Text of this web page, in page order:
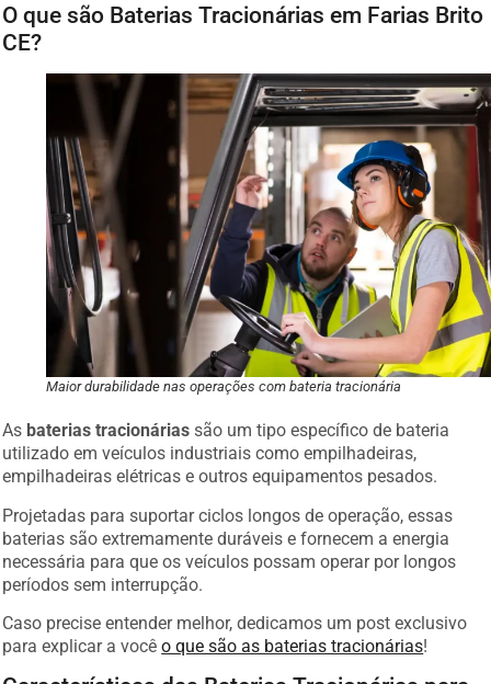
O que são Baterias Tracionárias em Farias Brito
CE?
Maior durabilidade nas operações com bateria tracionária
As baterias tracionárias são um tipo específico de bateria
utilizado em veículos industriais como empilhadeiras,
empilhadeiras elétricas e outros equipamentos pesados.
Projetadas para suportar ciclos longos de operação, essas
baterias são extremamente duráveis e fornecem a energia
necessária para que os veículos possam operar por longos
períodos sem interrupção.
Caso precise entender melhor, dedicamos um post exclusivo
para explicar a vocêo que são as baterias tracionárias!